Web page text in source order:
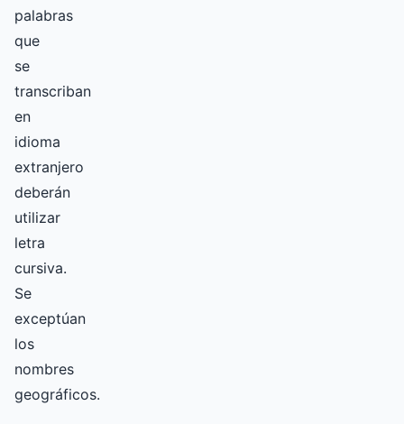
palabras
que
se
transcriban
en
idioma
extranjero
deberán
utilizar
letra
cursiva.
Se
exceptúan
los
nombres
geográficos.